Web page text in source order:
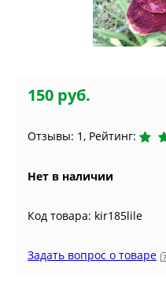
150 руб.
Отзывы: 1, Рейтинг:
Нет в наличии
Код товара: kir185lile
Задать вопрос о товаре